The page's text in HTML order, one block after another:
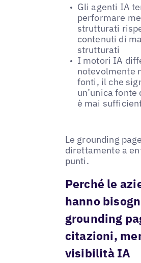
Gli agenti IA
performare
strutturati
contenuti di
strutturati
I motori IA
notevolmente
fonti, il che
un’unica
è mai
Le grounding
direttamente a
punti.
Perché le
hanno
grounding
citazioni,
visibilità IA